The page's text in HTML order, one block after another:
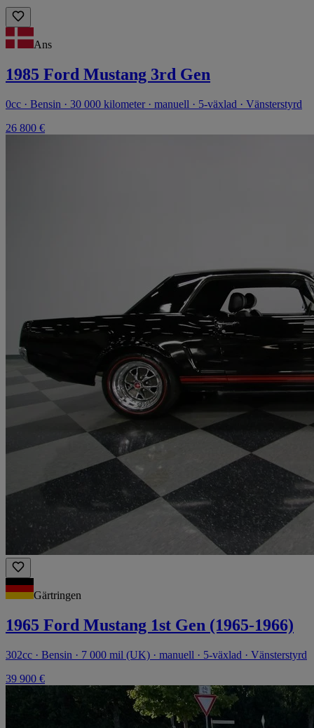
Ans
1985 Ford Mustang 3rd Gen
0cc · Bensin · 30 000 kilometer · manuell · 5-växlad · Vänsterstyrd
26 800 €
Gärtringen
1965 Ford Mustang 1st Gen (1965-1966)
302cc · Bensin · 7 000 mil (UK) · manuell · 5-växlad · Vänsterstyrd
39 900 €